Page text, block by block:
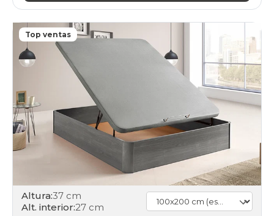
Top ventas
Altura:37 cm
Alt. interior:27 cm